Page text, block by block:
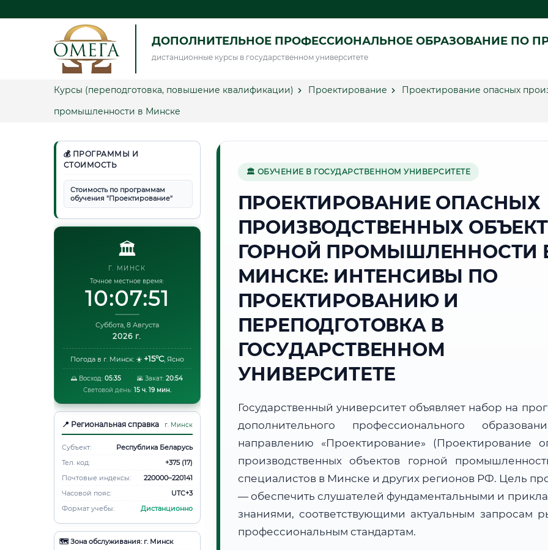
ДОПОЛНИТЕЛЬНОЕ ПРОФЕССИОНАЛЬНОЕ ОБРАЗОВАНИЕ ПО
дистанционные курсы в государственном университете
Курсы (переподготовка, повышение квалификации) Проектирование
Проектирование опасных
промышленности в Минске
💰 ПРОГРАММЫ И
СТОИМОСТЬ
Стоимость по программам
обучения "Проектирование"
🏛️
Г. МИНСК
Точное местное время:
10:07:51
Суббота, 8 Августа
2026 г.
Погода в г. Минск: ☀️ +15°C, Ясно
🌅 Восход: 05:35 🌇 Закат:20:54
Световой день: 15 ч. 19 мин.
📍 Региональная справка г. Минск
Субъект:
Республика Беларусь
Тел. код:
+375 (17)
Почтовые индексы:
220000–220141
Часовой пояс:
UTC+3
Формат учебы:
Дистанционно
🗺️ Зона обслуживания: г. Минск
🏛 ОБУЧЕНИЕ В ГОСУДАРСТВЕННОМ УНИВЕРСИТЕТЕ
ПРОЕКТИРОВАНИЕ ОПАСНЫХ
ПРОИЗВОДСТВЕННЫХ
ГОРНОЙ ПРОМЫШЛЕННОСТИ
МИНСКЕ: ИНТЕНСИВЫ ПО
ПРОЕКТИРОВАНИЮ И
ПЕРЕПОДГОТОВКА В
ГОСУДАРСТВЕННОМ
УНИВЕРСИТЕТЕ
Государственный университет объявляет набор на
дополнительного профессионального
направлению «Проектирование» (Проектирование
производственных объектов горной
специалистов в Минске и других регионов РФ. Цель
— обеспечить слушателей фундаментальными и
знаниями, соответствующими актуальным запросам
профессиональным стандартам.